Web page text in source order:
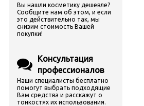
Вы нашли косметику дешевле?
Сообщите нам об этом, и если
это действительно так, мы
снизим стоимость Вашей
покупки!
Консультация
профессионалов
Наши специалисты бесплатно
помогут выбрать подходящие
Вам средства и расскажут о
тонкостях их использования.